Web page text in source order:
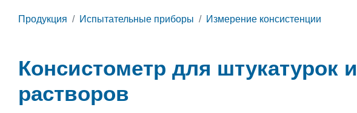
Продукция Испытательные приборы Измерение консистенции
Консистометр для штукатурок и
растворов